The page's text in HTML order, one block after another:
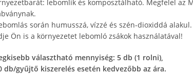
lebomlik és komposztálható. Megfelel az
során humusszá, vízzé és szén-dioxiddá alakul.
Ön is a környezetet lebomló zsákok használatával!
választható mennyiség: 5 db (1 rolni),
db/gyűjtő kiszerelés esetén kedvezőbb az ára.